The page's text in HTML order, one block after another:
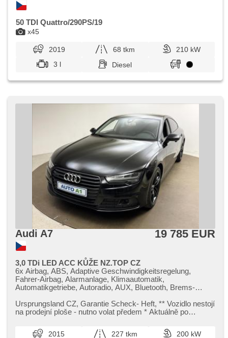
x45
50 TDI Quattro/290PS/19
2019 68 tkm
210 kW
3 l
Diesel
Audi A7 19 785 EUR
3,0 TDi LED ACC KŮŽE NZ.TOP CZ
6x Airbag, ABS, Adaptive Geschwindigkeitsregelung,
Fahrer-Airbag, Alarmanlage, Klimaautomatik,
Automatikgetriebe, Autoradio, AUX, Bluetooth, Brems-
Zentralverriegelung, 4-Zonen Klimaanlage, täglich Leuchten,
Holzverkleidung, El. Seitenscheiben, El. Klappspiegel, El.
brzda, Uhr Spur, Blind Spot Anzeige, Wegfahrsperre, isofix,
Klimaanlage, Klimaablage, Ledersitze, LED denní svícení,
Ursprungsland CZ,​ Garantie Scheck​- Heft,​ ​*​* Vozidlo nestojí
na prodejní ploše ​- nutno volat předem ​* Aktuálně po
2015 227 tkm
200 kW